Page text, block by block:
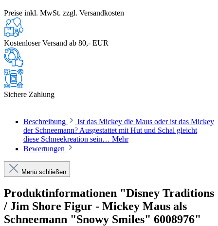
Preise inkl. MwSt. zzgl. Versandkosten
Kostenloser Versand ab 80,- EUR
Sichere Zahlung
Beschreibung
Ist das Mickey die Maus oder ist das Mickey
der Schneemann? Ausgestattet mit Hut und Schal gleicht
diese Schneekreation sein… Mehr
Bewertungen
Menü schließen
Produktinformationen "Disney Traditions
/ Jim Shore Figur - Mickey Maus als
Schneemann "Snowy Smiles" 6008976"